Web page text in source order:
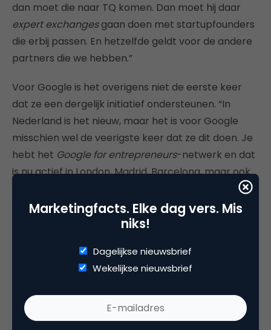
dan moet die naar TQ komen. Dan moet hij daar
expert exchangesgaan doen met startupfounders
die erbij passen. En hetzelfde geldt voor de andere
partners die we hebben.”
Voor Google is het overigens niet de eerste keer
dat ze een dergelijk initiatief ondersteunen. “In
Nederland is het nieuw, maar het is voor Google
misschien wel de veerigste keer dat ze dit doen. Je
hebt het Google for entrepreneurs-netwerk en dat
is nu actief in London, Madrid, Barcelona, maar ook
in Chicago en Minneapolis. Aan de ene kant kun je
het altruïstisch noemen, omdat Google ooit in een
garage is gestart en graag gelijkgestemden wil
“Ze hebben een langetermijnplan. Dat is prettig om
mee samen te werken. Want dat betekent ook dat
Marketingfacts. Elke dag vers. Mis
niks!
Dagelijkse nieuwsbrief
Wekelijkse nieuwsbrief